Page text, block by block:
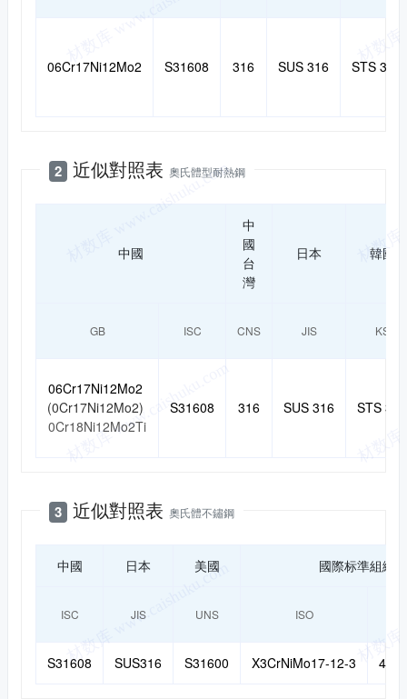
06Cr17Ni12Mo2 S31608 316 SUS 316 STS 316
2 近似對照表 奧氏體型耐熱鋼
中國
中
國
台
灣
日本 韓國
GB ISC CNS JIS KS
06Cr17Ni12Mo2
(0Cr17Ni12Mo2)
0Cr18Ni12Mo2Ti
S31608 316 SUS 316 STS 316
3 近似對照表 奧氏體不鏽鋼
中國 日本 美國 國際标準組織
ISC JIS UNS ISO
S31608 SUS316 S31600 X3CrNiMo17-12-3